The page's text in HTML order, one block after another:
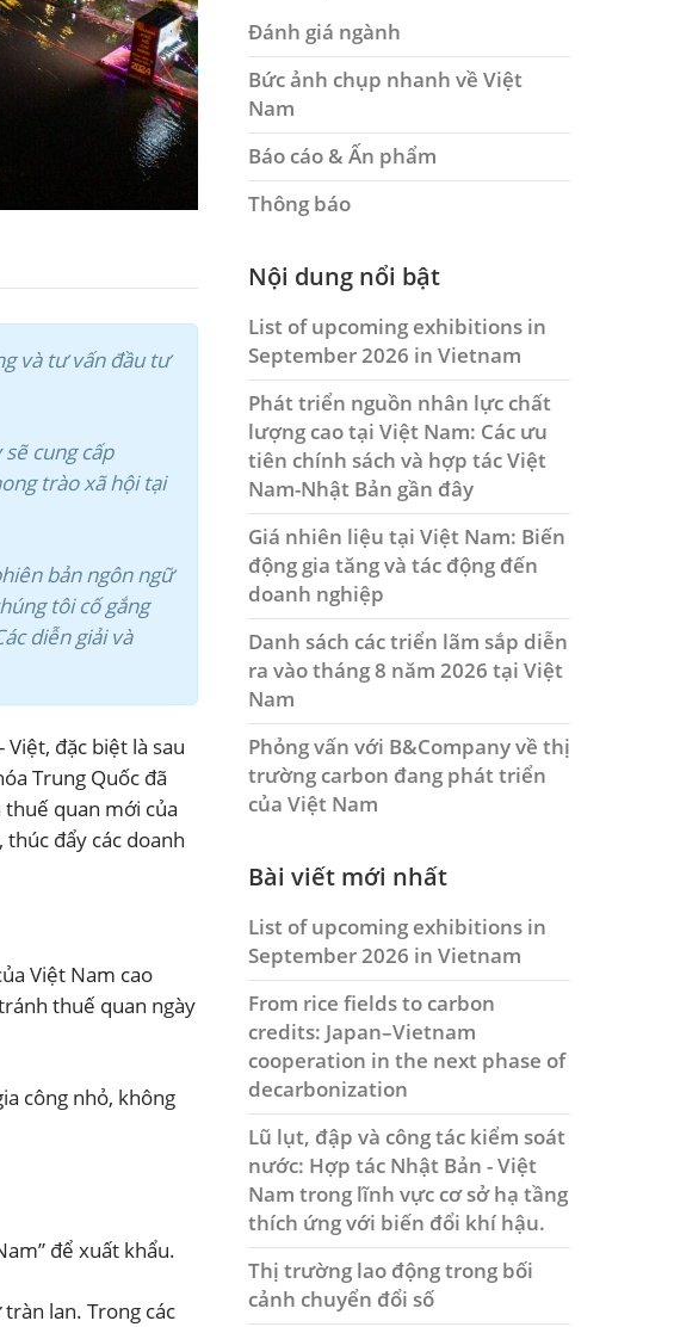
và tư vấn đầu tư
cung cấp
trào xã hội tại
bản ngôn ngữ
tôi cố gắng
diễn giải và
đặc biệt là sau
Trung Quốc đã
quan mới của
đẩy các doanh
Việt Nam cao
thuế quan ngày
công nhỏ, không
để xuất khẩu.
lan. Trong các
Đánh giá ngành
Bức ảnh chụp nhanh về Việt
Nam
Báo cáo & Ấn phẩm
Thông báo
Nội dung nổi bật
List of upcoming exhibitions in
September 2026 in Vietnam
Phát triển nguồn nhân lực chất
lượng cao tại Việt Nam: Các ưu
tiên chính sách và hợp tác Việt
Nam-Nhật Bản gần đây
Giá nhiên liệu tại Việt Nam: Biến
động gia tăng và tác động đến
doanh nghiệp
Danh sách các triển lãm sắp diễn
ra vào tháng 8 năm 2026 tại Việt
Nam
Phỏng vấn với B&Company về thị
trường carbon đang phát triển
của Việt Nam
Bài viết mới nhất
List of upcoming exhibitions in
September 2026 in Vietnam
From rice fields to carbon
credits: Japan–Vietnam
cooperation in the next phase of
decarbonization
Lũ lụt, đập và công tác kiểm soát
nước: Hợp tác Nhật Bản - Việt
Nam trong lĩnh vực cơ sở hạ tầng
thích ứng với biến đổi khí hậu.
Thị trường lao động trong bối
cảnh chuyển đổi số